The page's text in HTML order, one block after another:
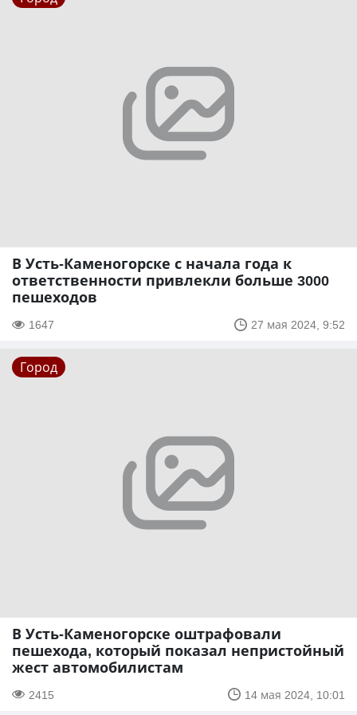
В Усть-Каменогорске с начала года к
ответственности привлекли больше 3000
пешеходов
1647 27 мая 2024, 9:52
Город
В Усть-Каменогорске оштрафовали
пешехода, который показал непристойный
жест автомобилистам
2415 14 мая 2024, 10:01